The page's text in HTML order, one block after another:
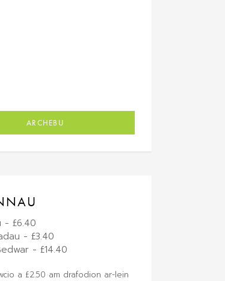
ARCHEBU
- £6.40
- £3.40
- £14.40
a £2.50 am drafodion ar-lein